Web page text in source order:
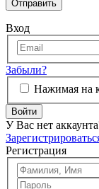
Отправить
Вход
Забыли?
Нажимая на
Войти
У Вас нет
Регистрация